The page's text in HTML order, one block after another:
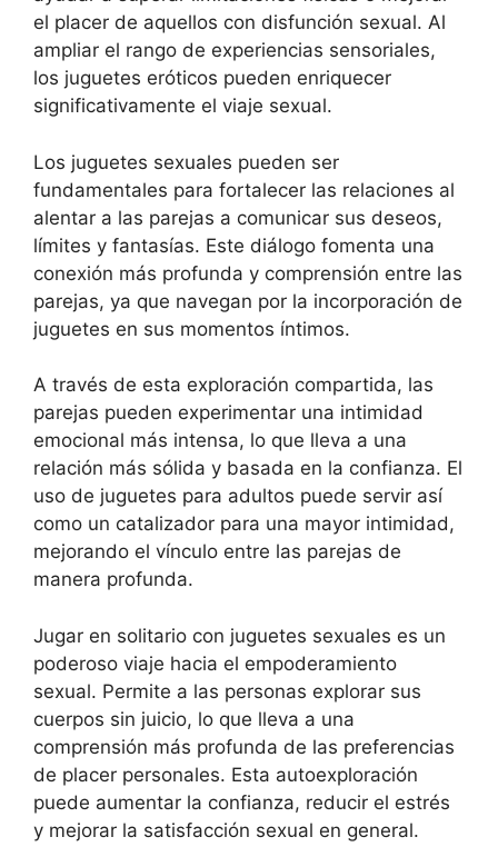
el placer de aquellos con disfunción sexual. Al
ampliar el rango de experiencias sensoriales,
los juguetes eróticos pueden enriquecer
significativamente el viaje sexual.
Los juguetes sexuales pueden ser
fundamentales para fortalecer las relaciones al
alentar a las parejas a comunicar sus deseos,
límites y fantasías. Este diálogo fomenta una
conexión más profunda y comprensión entre las
parejas, ya que navegan por la incorporación de
juguetes en sus momentos íntimos.
A través de esta exploración compartida, las
parejas pueden experimentar una intimidad
emocional más intensa, lo que lleva a una
relación más sólida y basada en la confianza. El
uso de juguetes para adultos puede servir así
como un catalizador para una mayor intimidad,
mejorando el vínculo entre las parejas de
manera profunda.
Jugar en solitario con juguetes sexuales es un
poderoso viaje hacia el empoderamiento
sexual. Permite a las personas explorar sus
cuerpos sin juicio, lo que lleva a una
comprensión más profunda de las preferencias
de placer personales. Esta autoexploración
puede aumentar la confianza, reducir el estrés
y mejorar la satisfacción sexual en general.